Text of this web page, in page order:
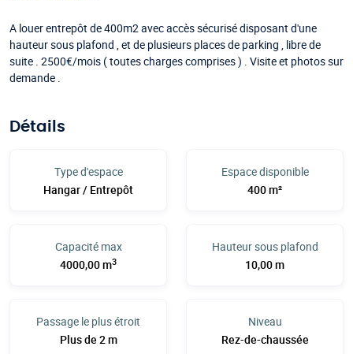
A louer entrepôt de 400m2 avec accès sécurisé disposant d'une
hauteur sous plafond , et de plusieurs places de parking , libre de
suite . 2500€/mois ( toutes charges comprises ) . Visite et photos sur
demande .
Détails
Type d'espace
Hangar / Entrepôt
Espace disponible
400 m²
Capacité max
4000,00 m3
Hauteur sous plafond
10,00 m
Passage le plus étroit
Plus de 2 m
Niveau
Rez-de-chaussée